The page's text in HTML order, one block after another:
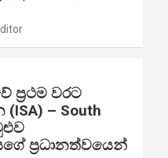
ප්‍රථම වරට
– South
ප්‍රධානත්වයෙන්